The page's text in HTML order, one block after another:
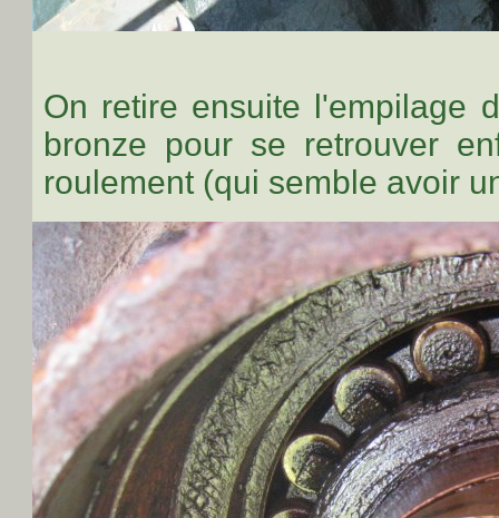
On retire ensuite l'empilage
bronze pour se retrouver
roulement (qui semble avoir